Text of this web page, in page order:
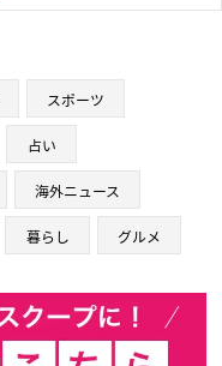
スポーツ
占い
海外ニュース
暮らし グルメ